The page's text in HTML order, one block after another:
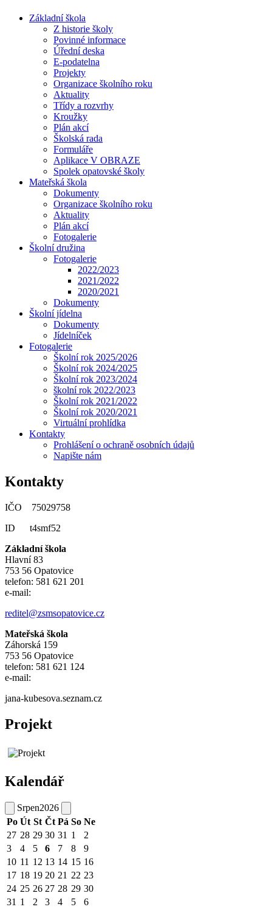
Základní škola
Z historie školy
Povinné informace
Úřední deska
E-podatelna
Projekty
Organizace školního roku
Aktuality
Třídy a rozvrhy
Kroužky
Plán akcí
Školská rada
Formuláře
Aplikace V OBRAZE
Spolek opatovské školy
Mateřská škola
Dokumenty
Organizace školního roku
Aktuality
Plán akcí
Fotogalerie
Školní družina
Fotogalerie
2022/2023
2021/2022
2020/2021
Dokumenty
Školní jídelna
Dokumenty
Jídelníček
Fotogalerie
Školní rok 2025/2026
Školní rok 2024/2025
Školní rok 2023/2024
školní rok 2022/2023
Školní rok 2021/2022
Školní rok 2020/2021
Virtuální prohlídka
Kontakty
Prohlášení o ochraně osobních údajů
Napište nám
Kontakty
IČO 75029758
ID t4smf52
Základní škola
Hlavní 83
753 56 Opatovice
telefon: 581 621 201
e-mail:
reditel@zsmsopatovice.cz
Mateřská škola
Záhorská 159
753 56 Opatovice
telefon: 581 621 124
e-mail:
jana-kubesova.seznam.cz
Projekt
Kalendář
Srpen2026
Po Út St Čt Pá So Ne
27 28 29 30 31 1
2
3
4 5 6 7 8
9
10 11 12 13 14 15 16
17 18 19 20 21 22 23
24 25 26 27 28 29 30
31 1 2 3 4 5 6